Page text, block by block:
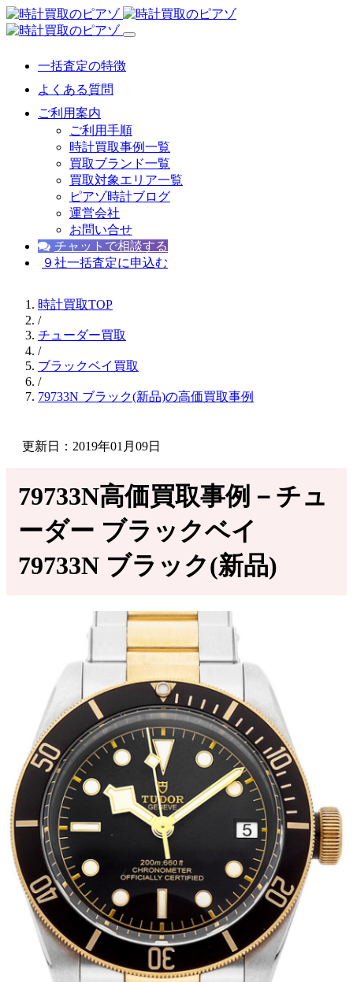
一括査定の特徴
よくある質問
ご利用案内
ご利用手順
時計買取事例一覧
買取ブランド一覧
買取対象エリア一覧
ピアゾ時計ブログ
運営会社
お問い合せ
チャットで相談する
９社一括査定に申込む
時計買取TOP
/
チューダー買取
/
ブラックベイ買取
/
79733N ブラック(新品)の高価買取事例
更新日：2019年01月09日
79733N高価買取事例－チュ
ーダー ブラックベイ
79733N ブラック(新品)